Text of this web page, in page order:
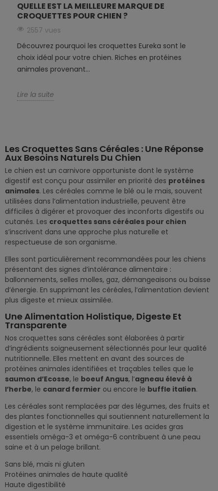
QUELLE EST LA MEILLEURE MARQUE DE
CROQUETTES POUR CHIEN ?
2557 vues
Découvrez pourquoi les croquettes Eureka sont le
choix idéal pour votre chien. Riches en protéines
animales provenant...
Lire la suite
Les Croquettes Sans Céréales : Une Réponse
Aux Besoins Naturels Du Chien
Le chien est un carnivore opportuniste dont le système
digestif est conçu pour assimiler en priorité des protéines
animales. Les céréales comme le blé ou le maïs, souvent
utilisées dans l’alimentation industrielle, peuvent être
difficiles à digérer et provoquer des inconforts digestifs ou
cutanés. Les croquettes sans céréales pour chien
s’inscrivent dans une approche plus naturelle et
respectueuse de son organisme.
Elles sont particulièrement recommandées pour les chiens
présentant des signes d’intolérance alimentaire :
ballonnements, selles molles, gaz, démangeaisons ou baisse
d’énergie. En supprimant les céréales, l’alimentation devient
plus digeste et mieux assimilée.
Une Alimentation Holistique, Digeste Et
Transparente
Nos croquettes sans céréales sont élaborées à partir
d’ingrédients soigneusement sélectionnés pour leur qualité
nutritionnelle. Elles mettent en avant des sources de
protéines animales identifiées et traçables telles que le
saumon d’Ecosse, le boeuf Angus, l’agneau élevé à
l’herbe, le canard fermier ou encore le buffle italien.
Les céréales sont remplacées par des légumes, des fruits et
des plantes fonctionnelles qui soutiennent naturellement la
digestion et le système immunitaire. Les acides gras
essentiels oméga-3 et oméga-6 contribuent à une peau
saine et à un pelage brillant.
Sans blé, maïs ni gluten
Protéines animales de haute qualité
Haute digestibilité